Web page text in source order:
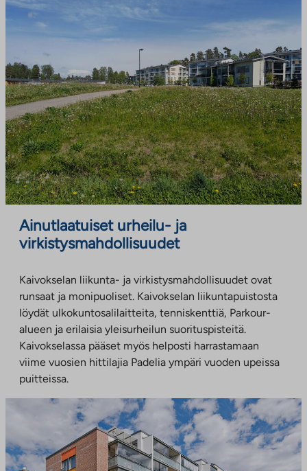
Ainutlaatuiset urheilu- ja
virkistysmahdollisuudet
Kaivokselan liikunta- ja virkistysmahdollisuudet ovat
runsaat ja monipuoliset. Kaivokselan liikuntapuistosta
löydät ulkokuntosalilaitteita, tenniskenttiä, Parkour-
alueen ja erilaisia yleisurheilun suorituspisteitä.
Kaivokselassa pääset myös helposti harrastamaan
viime vuosien hittilajia Padelia ympäri vuoden upeissa
puitteissa.